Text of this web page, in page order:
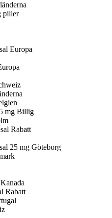
piller
Europa
mg Billig
Rabatt
25 mg Göteborg
Rabatt